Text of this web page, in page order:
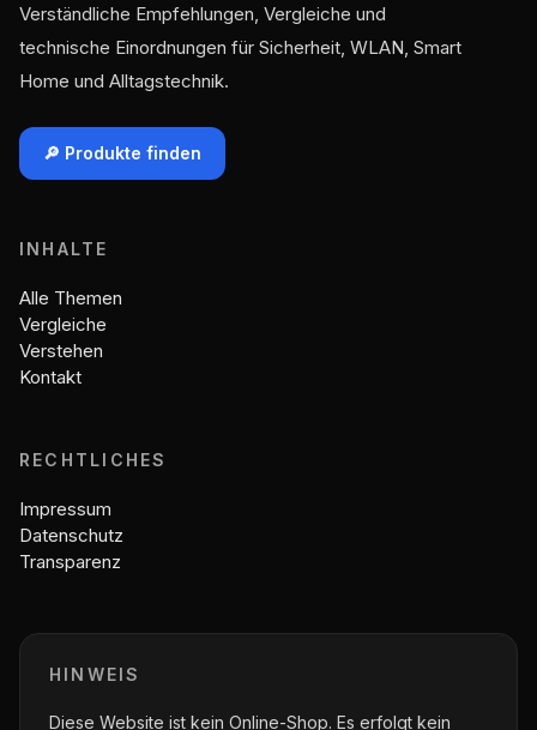
Verständliche Empfehlungen, Vergleiche und
technische Einordnungen für Sicherheit, WLAN, Smart
Home und Alltagstechnik.
🔎 Produkte finden
INHALTE
Alle Themen
Vergleiche
Verstehen
Kontakt
RECHTLICHES
Impressum
Datenschutz
Transparenz
HINWEIS
Diese Website ist kein Online-Shop. Es erfolgt kein